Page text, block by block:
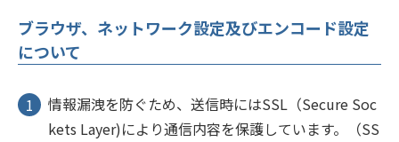
ブラウザ、ネットワーク設定及びエンコード設定
について
情報漏洩を防ぐため、送信時にはSSL（Secure Soc
kets Layer)により通信内容を保護しています。（SS